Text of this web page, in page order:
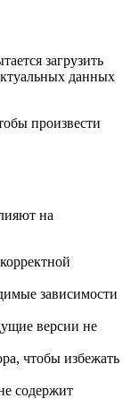
загрузить
данных
произвести
на
зависимости
версии не
чтобы избежать
содержит